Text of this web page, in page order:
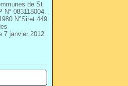
de St
N° 083118004.
N°Siret 449
7 janvier 2012